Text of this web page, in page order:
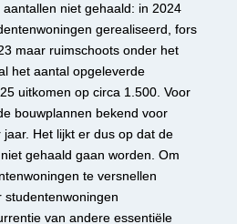
niet gehaald: in 2024
gerealiseerd, fors
maar ruimschoots onder het
het aantal opgeleverde
uitkomen op circa 1.500. Voor
bouwplannen bekend voor
Het lijkt er dus op dat de
gehaald gaan worden. Om
te versnellen
studentenwoningen
van andere essentiële